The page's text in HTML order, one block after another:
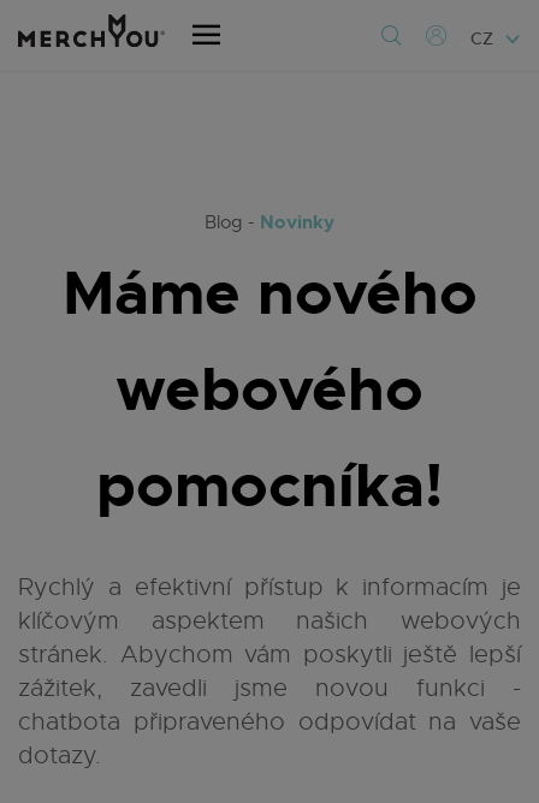
CZ
Blog - Novinky
Máme nového
webového
pomocníka!
Rychlý a efektivní přístup k informacím je
klíčovým aspektem našich webových
stránek. Abychom vám poskytli ještě lepší
zážitek, zavedli jsme novou funkci -
chatbota připraveného odpovídat na vaše
dotazy.